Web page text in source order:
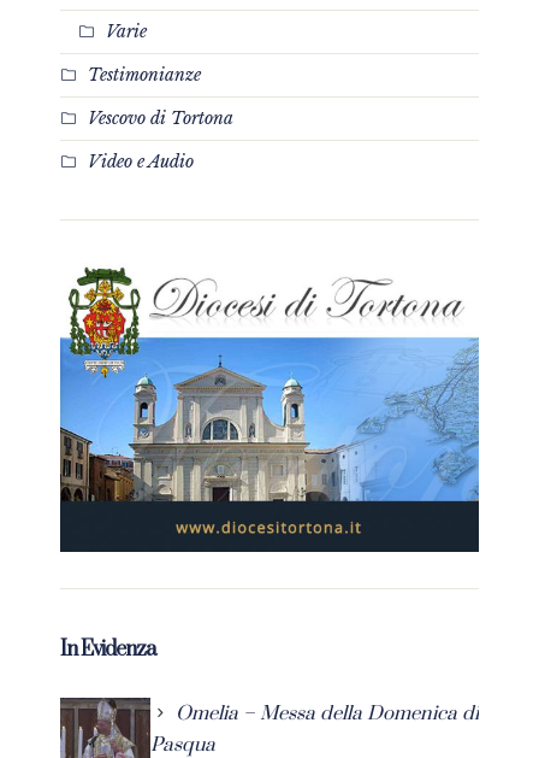
Varie
Testimonianze
Vescovo di Tortona
Video e Audio
In Evidenza
Omelia – Messa della Domenica di
Pasqua